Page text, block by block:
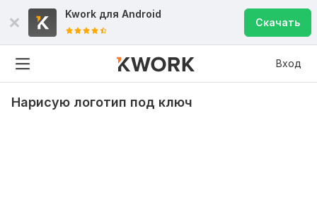
Kwork для Android
Скачать
Вход
Нарисую логотип под ключ